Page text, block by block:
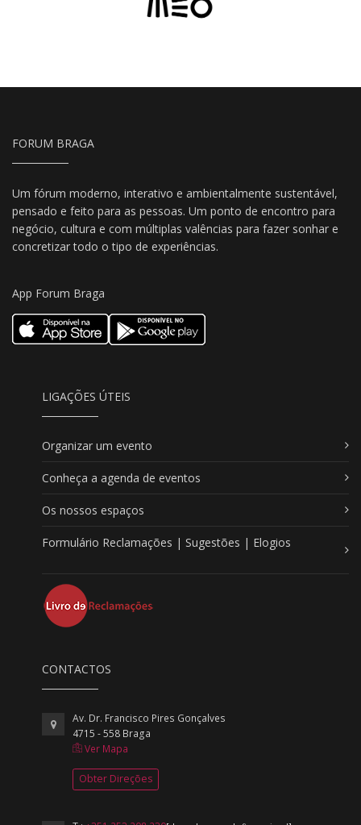
FORUM BRAGA
Um fórum moderno, interativo e ambientalmente sustentável,
pensado e feito para as pessoas. Um ponto de encontro para
negócio, cultura e com múltiplas valências para fazer sonhar e
concretizar todo o tipo de experiências.
App Forum Braga
LIGAÇÕES ÚTEIS
Organizar um evento
Conheça a agenda de eventos
Os nossos espaços
Formulário Reclamações | Sugestões | Elogios
CONTACTOS
Av. Dr. Francisco Pires Gonçalves
4715 - 558 Braga
Ver Mapa
Obter Direções